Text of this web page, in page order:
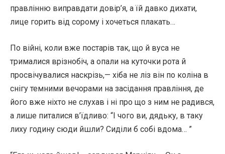
правлінню виправдати довір’я, а їй давко дихати,
лице горить від сорому і хочеться плакать…
По війні, коли вже постарів так, що й вуса не
трималися врізнобіч, а опали на куточки рота й
просвічувалися наскрізь,— хіба не ліз він по коліна в
снігу темними вечорами на засідання правління, де
його вже ніхто не слухав і ні про що з ним не радився,
а лише питалися в’їдливо: “І чого ви, дядьку, в таку
лиху годину сюди йшли? Сиділи б собі вдома… ”